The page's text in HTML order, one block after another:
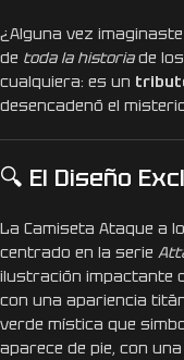
¿Alguna vez
de toda la historiade
cualquiera: es un
desencadenó el
🔍 El Diseño
La Camiseta Ataque a
centrado en la serie
ilustración impactante
con una apariencia
verde mística que
aparece de pie, con